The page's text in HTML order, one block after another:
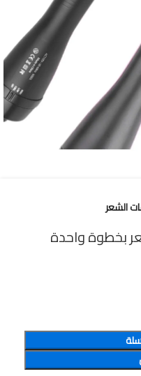
الشعر
بخطوة واحدة